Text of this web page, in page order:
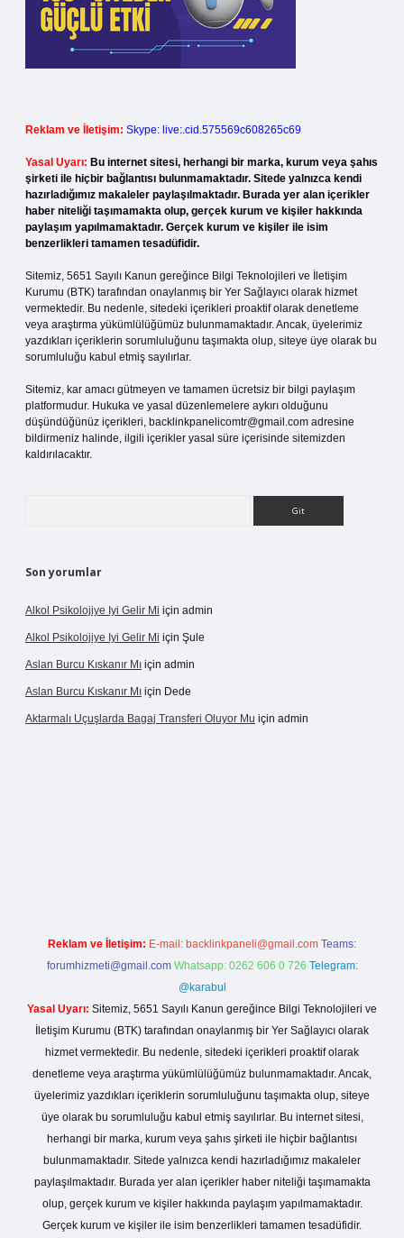
Reklam ve İletişim: Skype: live:.cid.575569c608265c69
Yasal Uyarı: Bu internet sitesi, herhangi bir marka, kurum veya şahıs
şirketi ile hiçbir bağlantısı bulunmamaktadır. Sitede yalnızca kendi
hazırladığımız makaleler paylaşılmaktadır. Burada yer alan içerikler
haber niteliği taşımamakta olup, gerçek kurum ve kişiler hakkında
paylaşım yapılmamaktadır. Gerçek kurum ve kişiler ile isim
benzerlikleri tamamen tesadüfidir.
Sitemiz, 5651 Sayılı Kanun gereğince Bilgi Teknolojileri ve İletişim
Kurumu (BTK) tarafından onaylanmış bir Yer Sağlayıcı olarak hizmet
vermektedir. Bu nedenle, sitedeki içerikleri proaktif olarak denetleme
veya araştırma yükümlülüğümüz bulunmamaktadır. Ancak, üyelerimiz
yazdıkları içeriklerin sorumluluğunu taşımakta olup, siteye üye olarak bu
sorumluluğu kabul etmiş sayılırlar.
Sitemiz, kar amacı gütmeyen ve tamamen ücretsiz bir bilgi paylaşım
platformudur. Hukuka ve yasal düzenlemelere aykırı olduğunu
düşündüğünüz içerikleri, backlinkpanelicomtr@gmail.com adresine
bildirmeniz halinde, ilgili içerikler yasal süre içerisinde sitemizden
kaldırılacaktır.
Son yorumlar
Alkol Psikolojiye Iyi Gelir Mi için admin
Alkol Psikolojiye Iyi Gelir Mi için Şule
Aslan Burcu Kıskanır Mı için admin
Aslan Burcu Kıskanır Mı için Dede
Aktarmalı Uçuşlarda Bagaj Transferi Oluyor Mu için admin
Reklam ve İletişim: E-mail: backlinkpaneli@gmail.com Teams:
forumhizmeti@gmail.com Whatsapp: 0262 606 0 726 Telegram:
@karabul
Yasal Uyarı: Sitemiz, 5651 Sayılı Kanun gereğince Bilgi Teknolojileri ve
İletişim Kurumu (BTK) tarafından onaylanmış bir Yer Sağlayıcı olarak
hizmet vermektedir. Bu nedenle, sitedeki içerikleri proaktif olarak
denetleme veya araştırma yükümlülüğümüz bulunmamaktadır. Ancak,
üyelerimiz yazdıkları içeriklerin sorumluluğunu taşımakta olup, siteye
üye olarak bu sorumluluğu kabul etmiş sayılırlar. Bu internet sitesi,
herhangi bir marka, kurum veya şahıs şirketi ile hiçbir bağlantısı
bulunmamaktadır. Sitede yalnızca kendi hazırladığımız makaleler
paylaşılmaktadır. Burada yer alan içerikler haber niteliği taşımamakta
olup, gerçek kurum ve kişiler hakkında paylaşım yapılmamaktadır.
Gerçek kurum ve kişiler ile isim benzerlikleri tamamen tesadüfidir.